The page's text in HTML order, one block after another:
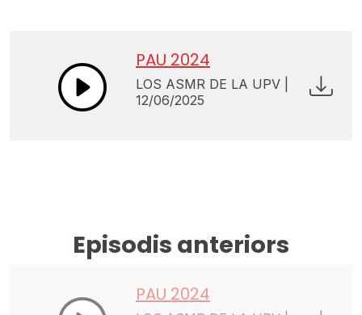
PAU 2024
LOS ASMR DE LA UPV |
12/06/2025
Episodis anteriors
PAU 2024